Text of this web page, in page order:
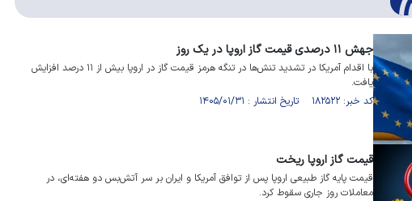
جهش ۱۱ درصدی قیمت گاز اروپا در یک روز
با اقدام آمریکا در تشدید تنش‌ها در تنگه هرمز قیمت گاز در اروپا بیش از ۱۱ درصد افزایش
یافت.
کد خبر: ۱۸۲۵۲۲ تاریخ انتشار : ۱۴۰۵/۰۱/۳۱
قیمت گاز اروپا ریخت
قیمت پایه گاز طبیعی اروپا پس از توافق آمریکا و ایران بر سر آتش‌بس دو هفته‌ای، در
معاملات روز جاری سقوط کرد.